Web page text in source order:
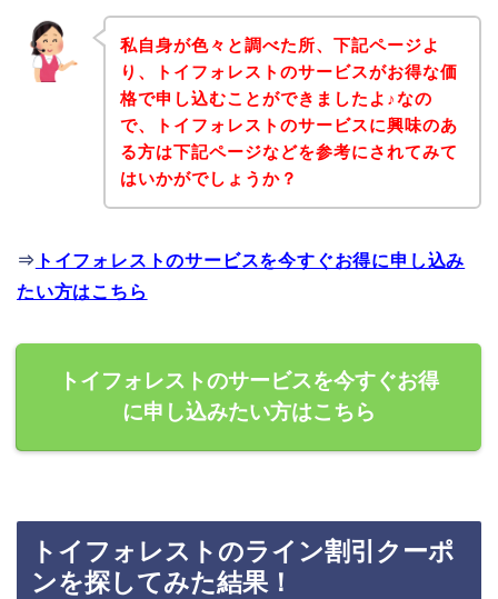
私自身が色々と調べた所、下記ページよ
り、トイフォレストのサービスがお得な価
格で申し込むことができましたよ♪なの
で、トイフォレストのサービスに興味のあ
る方は下記ページなどを参考にされてみて
はいかがでしょうか？
⇒ トイフォレストのサービスを今すぐお得に申し込み
たい方はこちら
トイフォレストのサービスを今すぐお得
に申し込みたい方はこちら
トイフォレストのライン割引クーポ
ンを探してみた結果！